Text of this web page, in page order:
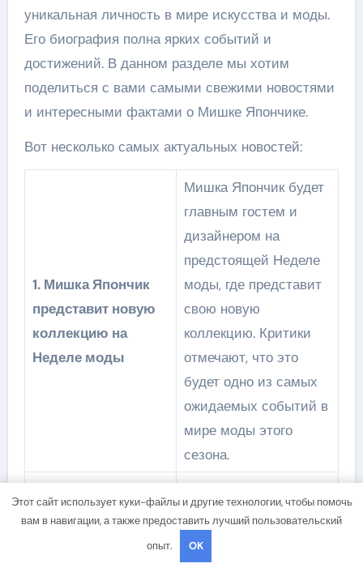
уникальная личность в мире искусства и моды.
Его биография полна ярких событий и
достижений. В данном разделе мы хотим
поделиться с вами самыми свежими новостями
и интересными фактами о Мишке Япончике.
Вот несколько самых актуальных новостей:
1. Мишка Япончик
представит новую
коллекцию на
Неделе моды
Мишка Япончик будет
главным гостем и
дизайнером на
предстоящей Неделе
моды, где представит
свою новую
коллекцию. Критики
отмечают, что это
будет одно из самых
ожидаемых событий в
мире моды этого
сезона.
Музей современного
искусства пригласил
Мишку Япончика для
организации его
Этот сайт использует куки-файлы и другие технологии, чтобы помочь
вам в навигации, а также предоставить лучший пользовательский
опыт.
OK